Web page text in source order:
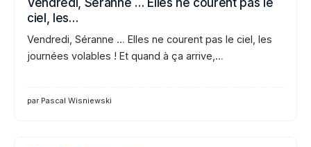
ciel, les…
Vendredi, Séranne … Elles ne courent pas le ciel, les
journées volables ! Et quand à ça arrive,…
par Pascal Wisniewski